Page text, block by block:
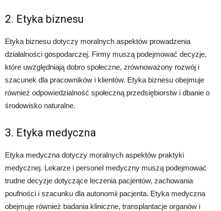
2. Etyka biznesu
Etyka biznesu dotyczy moralnych aspektów prowadzenia
działalności gospodarczej. Firmy muszą podejmować decyzje,
które uwzględniają dobro społeczne, zrównoważony rozwój i
szacunek dla pracowników i klientów. Etyka biznesu obejmuje
również odpowiedzialność społeczną przedsiębiorstw i dbanie o
środowisko naturalne.
3. Etyka medyczna
Etyka medyczna dotyczy moralnych aspektów praktyki
medycznej. Lekarze i personel medyczny muszą podejmować
trudne decyzje dotyczące leczenia pacjentów, zachowania
poufności i szacunku dla autonomii pacjenta. Etyka medyczna
obejmuje również badania kliniczne, transplantacje organów i